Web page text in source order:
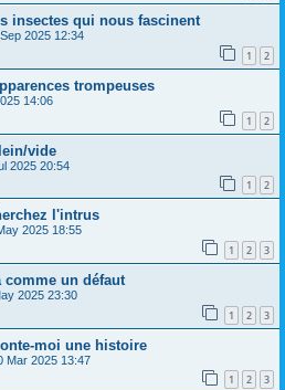
insectes qui nous fascinent
2025 12:34
1 2
trompeuses
14:06
1 2
vide
2025 20:54
1 2
l'intrus
2025 18:55
1 2 3
comme un défaut
2025 23:30
1 2 3
moi une histoire
Mar 2025 13:47
1 2 3